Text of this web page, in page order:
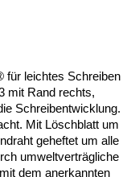
für leichtes Schreiben
mit Rand rechts,
Schreibentwicklung.
Mit Löschblatt um
geheftet um alle
umweltverträgliche
dem anerkannten